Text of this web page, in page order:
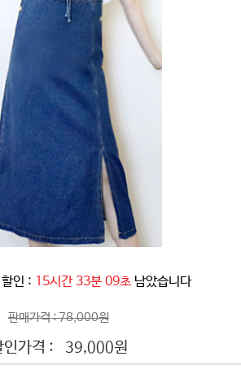
인 : 15시간 33분 07초 남았습니다
판매가격 : 78,000원
인가격 : 39,000원